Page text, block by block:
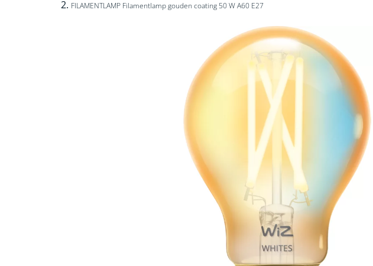
FILAMENTLAMP Filamentlamp gouden coating 50 W A60 E27